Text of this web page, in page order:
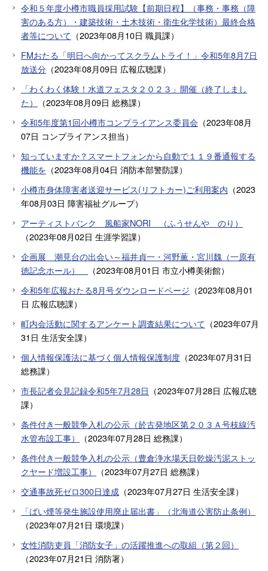
令和５年度小樽市職員採用試験【前期日程】（事務・事務（障
害のある方）・建築技術・土木技術・衛生化学技術）最終合格
者等について （2023年08月10日 職員課）
FMおたる「明日へ向かってスクラムトライ！」令和5年8月7日
放送分 （2023年08月09日 広報広聴課）
「わくわく体験！水道フェスタ２０２３」開催（終了しまし
た）
（2023年08月09日 総務課）
令和5年度第1回小樽市コンプライアンス委員会 （2023年08月
07日 コンプライアンス担当）
知っていますか？スマートフォンから自動で１１９番通報する
機能を （2023年08月04日 消防本部警防課）
小樽市身体障害者送迎サービス(リフトカー)ご利用案内 （2023
年08月03日 障害福祉グループ）
アーティストバンク 風船家NORI （ふうせんや のり）
（2023年08月02日 生涯学習課）
企画展 潮見台の出会い～福井貞一・河野薫・宮川魏（一原有
徳記念ホール）
（2023年08月01日 市立小樽美術館）
令和5年広報おたる8月号ダウンロードページ （2023年08月01
日 広報広聴課）
町内会活動に関するアンケート調査結果について （2023年07月
31日 生活安全課）
個人情報保護法に基づく個人情報保護制度 （2023年07月31日
総務課）
市長記者会見記録令和5年7月28日 （2023年07月28日 広報広聴
課）
条件付き一般競争入札の公示（於古発地区第２０３Ａ号枝線汚
水管布設工事）
（2023年07月28日 総務課）
条件付き一般競争入札の公示（豊倉浄水場天日乾燥汚泥ストッ
クヤード増設工事）
（2023年07月27日 総務課）
交通事故死ゼロ300日達成 （2023年07月27日 生活安全課）
「ばい煙等発生施設使用廃止届出書」（北海道公害防止条例）
（2023年07月21日 環境課）
女性消防吏員「消防女子」の活躍推進への取組（第２回）
（2023年07月21日 消防署）